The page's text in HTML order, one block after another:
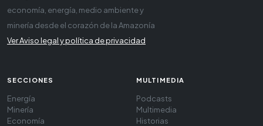
economía, energía, medio ambiente y
minería desde el corazón de la Amazonía
Ver Aviso legal y política de privacidad
SECCIONES
Energía
Minería
Economía
MULTIMEDIA
Podcasts
Multimedia
Historias